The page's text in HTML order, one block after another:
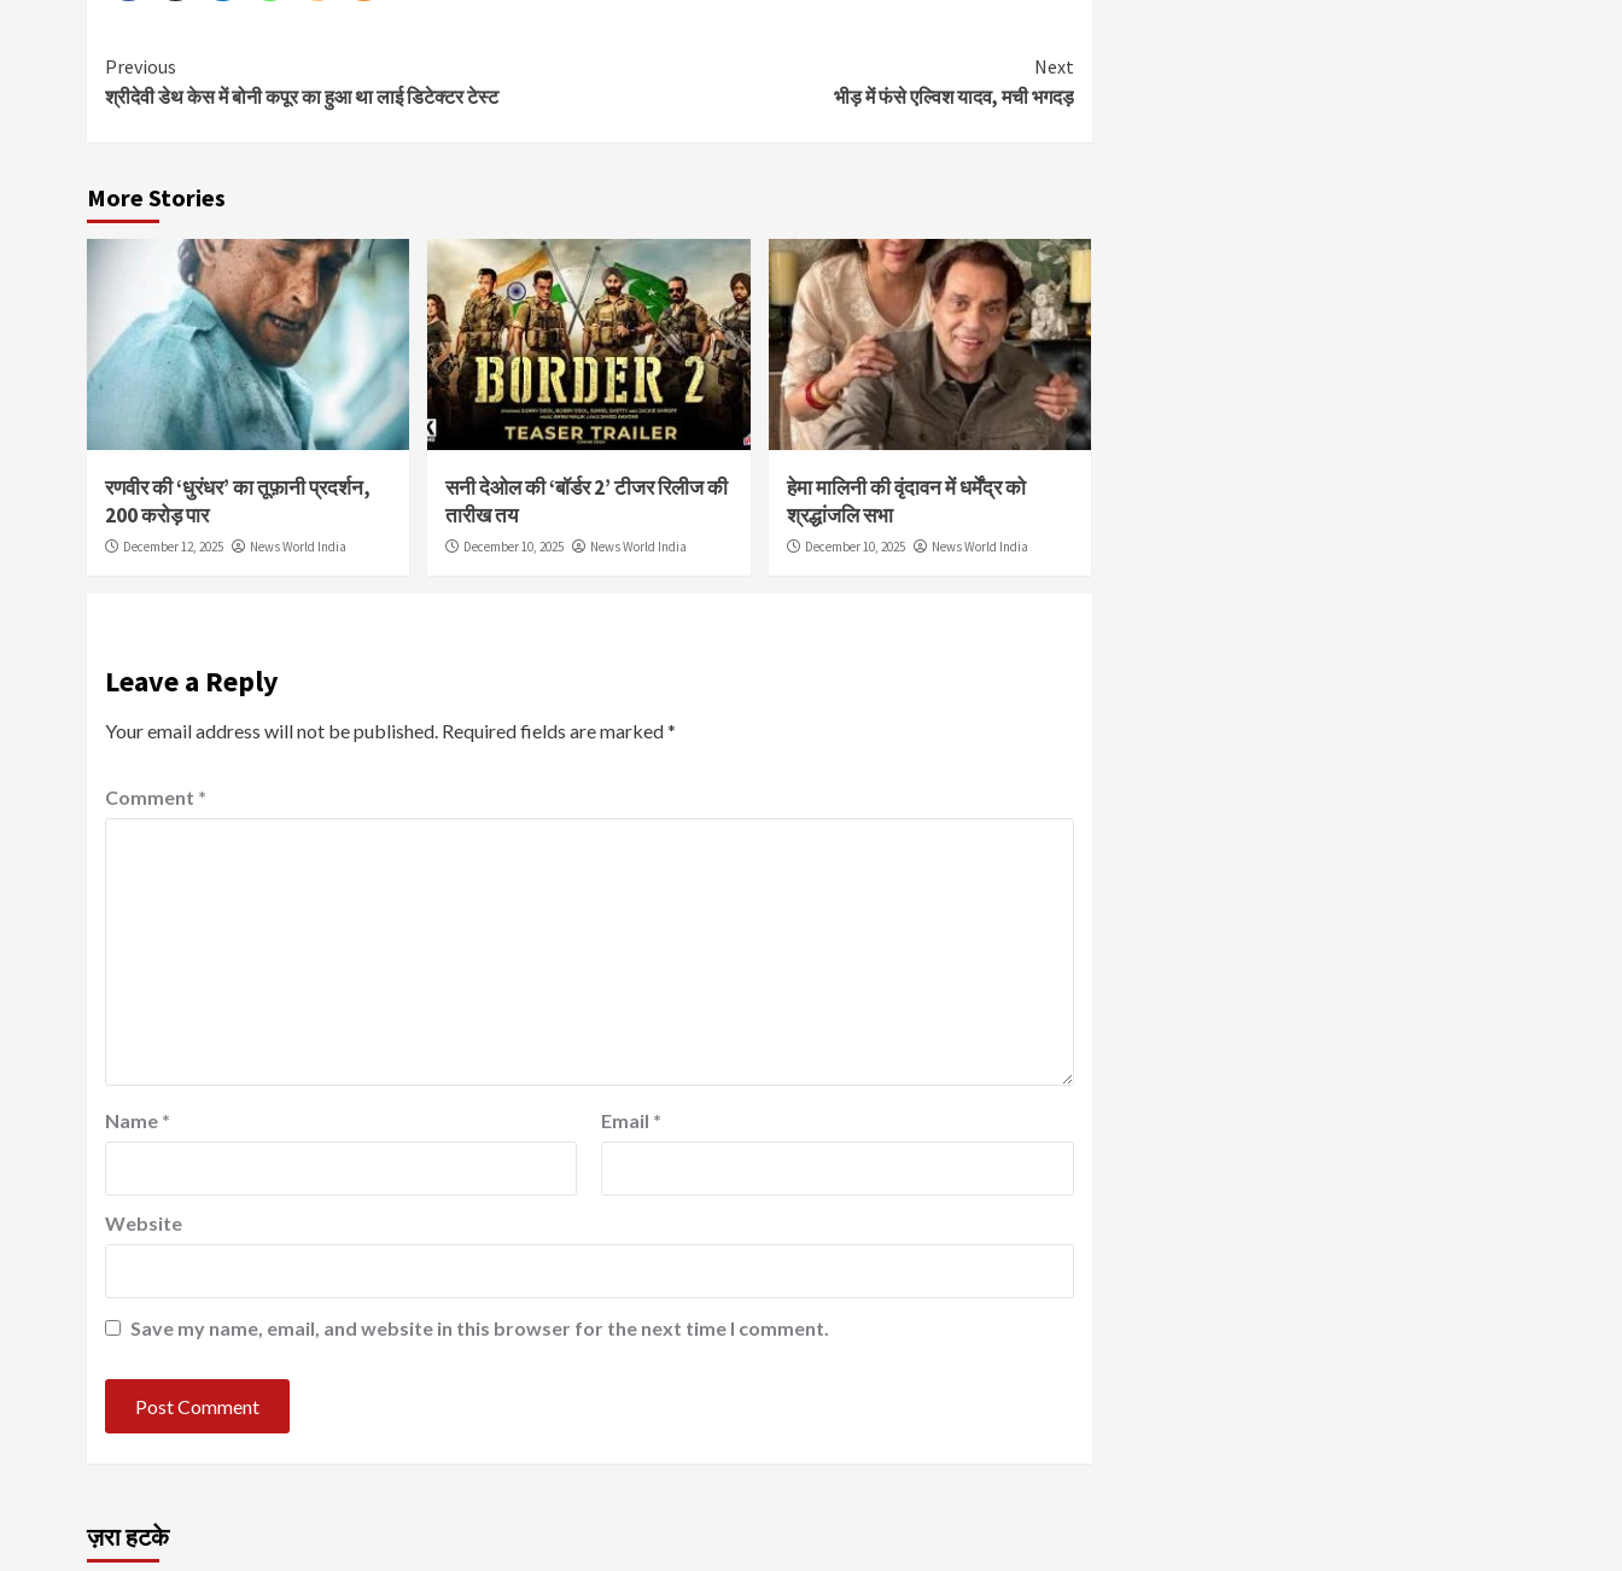
Continue
Reading
Previous
श्रीदेवी डेथ केस में बोनी कपूर का हुआ था लाई डिटेक्टर टेस्ट
Next
भीड़ में फंसे एल्विश यादव, मची भगदड़
More Stories
रणवीर की ‘धुरंधर’ का तूफ़ानी प्रदर्शन,
200 करोड़ पार
December 12, 2025 News World India
सनी देओल की ‘बॉर्डर 2’ टीजर रिलीज की
तारीख तय
December 10, 2025 News World India
हेमा मालिनी की वृंदावन में धर्मेंद्र को
श्रद्धांजलि सभा
December 10, 2025 News World India
Leave a Reply
Your email address will not be published. Required fields are marked*
Comment *
Name * Email *
Website
Save my name, email, and website in this browser for the next time I comment.
ज़रा हटके